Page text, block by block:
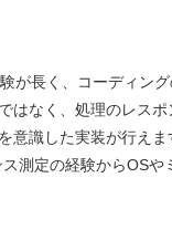
が長く、コーディン
はなく、処理のレス
意識した実装が行えま
測定の経験からOS